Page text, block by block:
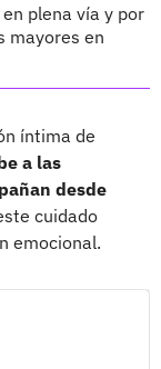
plena vía y por
mayores en
íntima de
a las
desde
cuidado
emocional.